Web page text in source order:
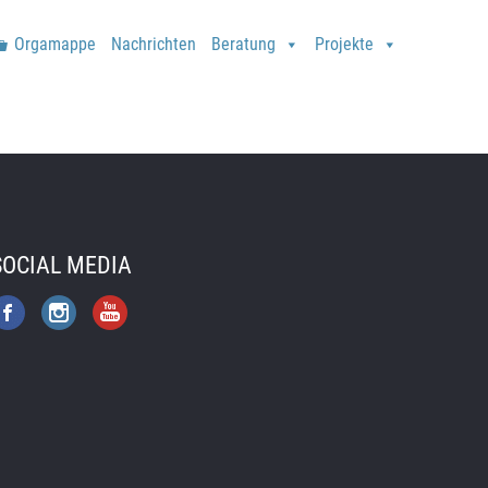
Orgamappe Nachrichten Beratung Projekte
MEDIA